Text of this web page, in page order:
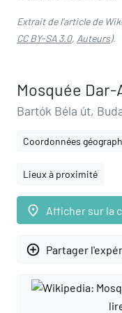
Extrait de l'article de
CC BY-SA 3.0, Auteurs).
Mosquée Dar-
Bartók Béla út,
Coordonnées
Lieux à proximité
place Afficher sur la
add_circle_outline Partager